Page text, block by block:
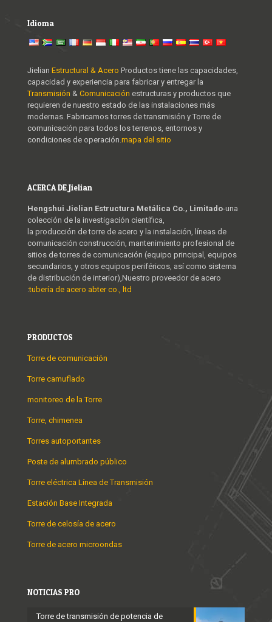
Idioma
Jielian Estructural & Acero Productos tiene las capacidades,
capacidad y experiencia para fabricar y entregar la
Transmisión & Comunicación estructuras y productos que
requieren de nuestro estado de las instalaciones más
modernas. Fabricamos torres de transmisión y Torre de
comunicación para todos los terrenos, entornos y
condiciones de operación.mapa del sitio
ACERCA DE Jielian
Hengshui Jielian Estructura Metálica Co., Limitado-una
colección de la investigación científica,
la producción de torre de acero y la instalación, líneas de
comunicación construcción, mantenimiento profesional de
sitios de torres de comunicación (equipo principal, equipos
secundarios, y otros equipos periféricos, así como sistema
de distribución de interior),Nuestro proveedor de acero
:tubería de acero abter co., ltd
PRODUCTOS
Torre de comunicación
Torre camuflado
monitoreo de la Torre
Torre, chimenea
Torres autoportantes
Poste de alumbrado público
Torre eléctrica Línea de Transmisión
Estación Base Integrada
Torre de celosía de acero
Torre de acero microondas
NOTICIAS PRO
Torre de transmisión de potencia de